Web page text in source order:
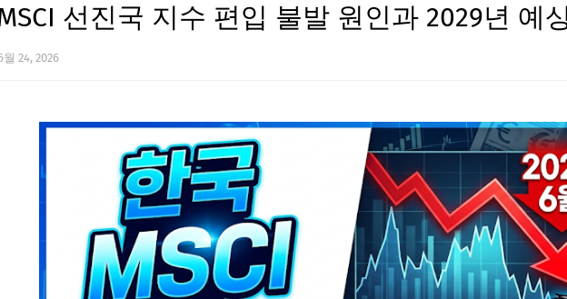
선진국 지수 편입 불발 원인과 2029년 예
월 24, 2026